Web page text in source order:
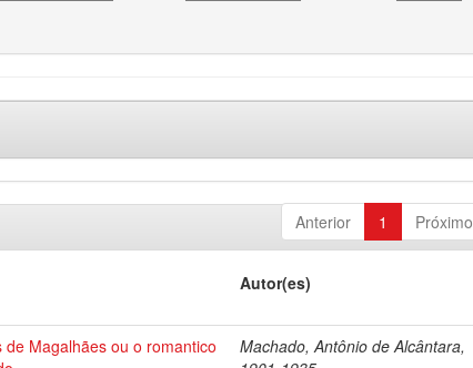
Anterior 1 Próximo
Autor(es)
de Magalhães ou o romantico
Machado, Antônio de Alcântara,